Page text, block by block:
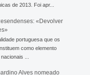
de 2013. Foi apr...
«Devolver
portuguesa que os
como elemento
...
Alves nomeado